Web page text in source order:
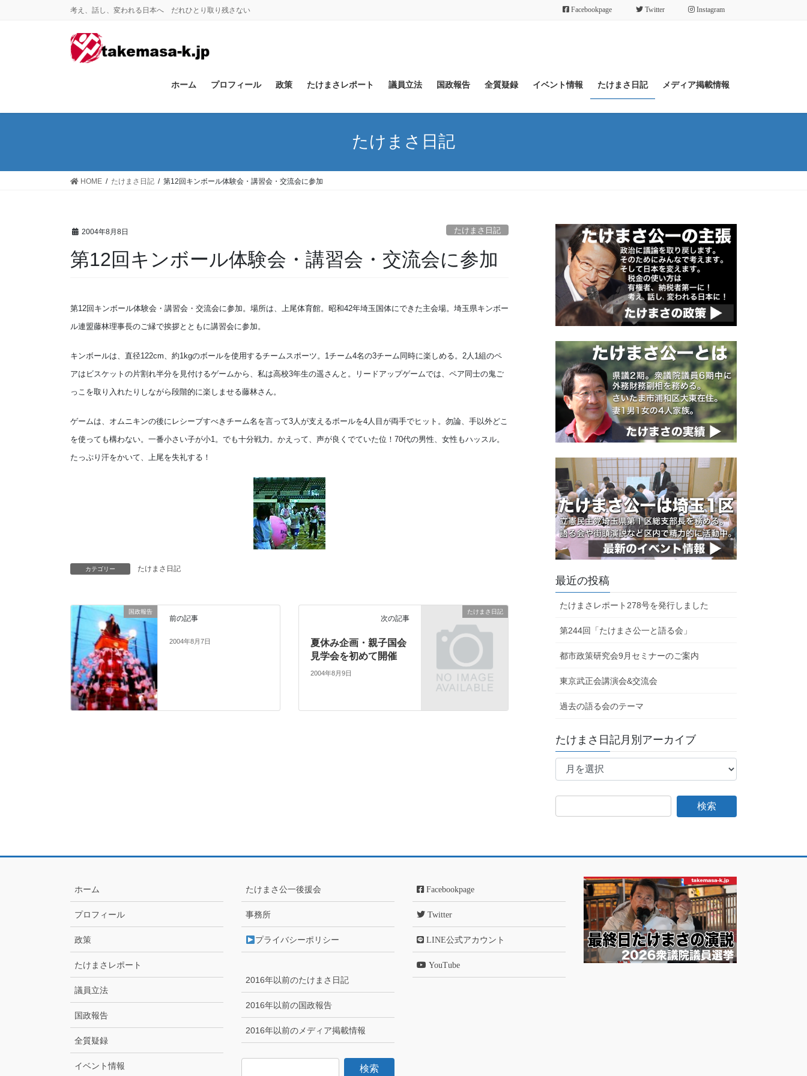
考え、話し、変われる日本へ だれひとり取り残さない Facebookpage Twitter Instagram
ホーム プロフィール 政策 たけまさレポート 議員立法 国政報告 全質疑録 イベント情報 たけまさ日記 メディア掲載情報
たけまさ日記
HOME たけまさ日記 第12回キンボール体験会・講習会・交流会に参加
2004年8月8日 たけまさ日記
第12回キンボール体験会・講習会・交流会に参加
第12回キンボール体験会・講習会・交流会に参加。場所は、上尾体育館。昭和42年埼玉国体にできた主会場。埼玉県キンボー
ル連盟藤林理事長のご縁で挨拶とともに講習会に参加。
キンボールは、直径122cm、約1kgのボールを使用するチームスポーツ。1チーム4名の3チーム同時に楽しめる。2人1組のペ
アはビスケットの片割れ半分を見付けるゲームから、私は高校3年生の遥さんと。リードアップゲームでは、ペア同士の鬼ご
っこを取り入れたりしながら段階的に楽しませる藤林さん。
ゲームは、オムニキンの後にレシーブすべきチーム名を言って3人が支えるボールを4人目が両手でヒット。勿論、手以外どこ
を使っても構わない。一番小さい子が小1。でも十分戦力。かえって、声が良くでていた位！70代の男性、女性もハッスル。
たっぷり汗をかいて、上尾を失礼する！
カテゴリー たけまさ日記
国政報告
前の記事
2004年8月7日
たけまさ日記
次の記事
夏休み企画・親子国会
見学会を初めて開催
2004年8月9日
最近の投稿
たけまさレポート278号を発行しました
第244回「たけまさ公一と語る会」
都市政策研究会9月セミナーのご案内
東京武正会講演会&交流会
過去の語る会のテーマ
たけまさ日記月別アーカイブ
た
日
別
カ
ホーム
プロフィール
政策
たけまさレポート
議員立法
国政報告
全質疑録
イベント情報
たけまさ公一後援会
事務所
プライバシーポリシー
2016年以前のたけまさ日記
2016年以前の国政報告
2016年以前のメディア掲載情報
Facebookpage
Twitter
LINE公式アカウント
YouTube